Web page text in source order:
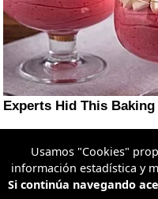
Usamos "Cookies"
información estadística y
Si continúa navegando